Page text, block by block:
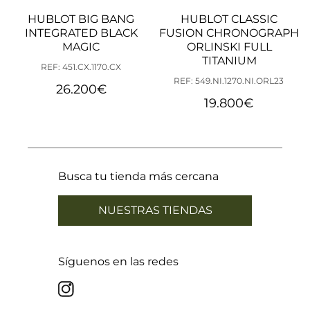
HUBLOT BIG BANG
INTEGRATED BLACK
MAGIC
REF: 451.CX.1170.CX
26.200€
HUBLOT CLASSIC
FUSION CHRONOGRAPH
ORLINSKI FULL
TITANIUM
REF: 549.NI.1270.NI.ORL23
19.800€
Busca tu tienda más cercana
NUESTRAS TIENDAS
Síguenos en las redes